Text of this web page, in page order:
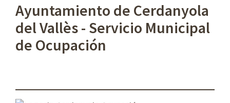
Ayuntamiento de Cerdanyola
del Vallès - Servicio Municipal
de Ocupación